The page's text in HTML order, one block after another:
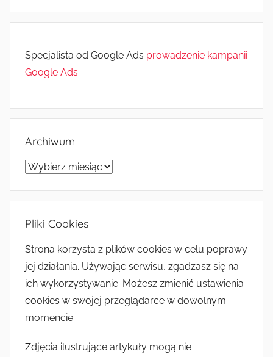
Specjalista od Google Ads prowadzenie kampanii
Google Ads
Archiwum
Archiwum
Pliki Cookies
Strona korzysta z plików cookies w celu poprawy
jej działania. Używając serwisu, zgadzasz się na
ich wykorzystywanie. Możesz zmienić ustawienia
cookies w swojej przeglądarce w dowolnym
momencie.
Zdjęcia ilustrujące artykuły mogą nie